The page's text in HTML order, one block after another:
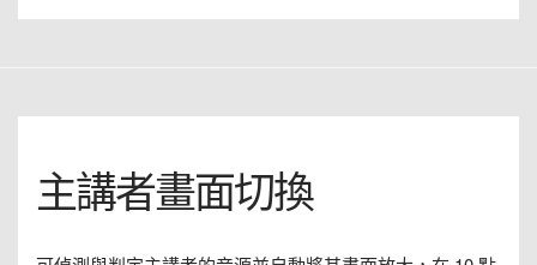
主講者畫面切換